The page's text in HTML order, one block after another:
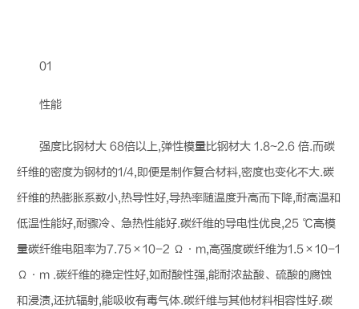
01
性能
强度比钢材大 68倍以上,弹性模量比钢材大 1.8~2.6 倍.而碳
纤维的密度为钢材的1/4,即便是制作复合材料,密度也变化不大.碳
纤维的热膨胀系数小,热导性好,导热率随温度升高而下降,耐高温和
低温性能好,耐骤冷、急热性能好.碳纤维的导电性优良,25 ℃高模
量碳纤维电阻率为7.75×10-2 Ω·m,高强度碳纤维为1.5×10-1
Ω·m .碳纤维的稳定性好,如耐酸性强,能耐浓盐酸、硫酸的腐蚀
和浸渍,还抗辐射,能吸收有毒气体.碳纤维与其他材料相容性好.碳